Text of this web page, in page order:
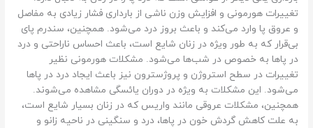
تغییرات هورمونی و افزایش وزن ناشی از بارداری فشار زیادی به مفاصل
و عروق پا وارد می‌کند و باعث بروز درد می‌شود. همچنین، سندرم پای
بی‌قرار که به طور ویژه در زنان شایع است، باعث احساس ناراحتی و درد
در پاها به خصوص در شب‌ها می‌شود. مشکلات هورمونی نظیر
تغییرات در سطح استروژن و پروژسترون نیز باعث ایجاد درد در پاها
می‌شود. این مشکلات به ویژه در دوران یائسگی مشاهده می‌شوند.
همچنین، مشکلات عروقی مانند واریس که در زنان بسیار شایع است،
به علت کاهش گردش خون در پاها، درد و سنگینی در ناحیه زانو و